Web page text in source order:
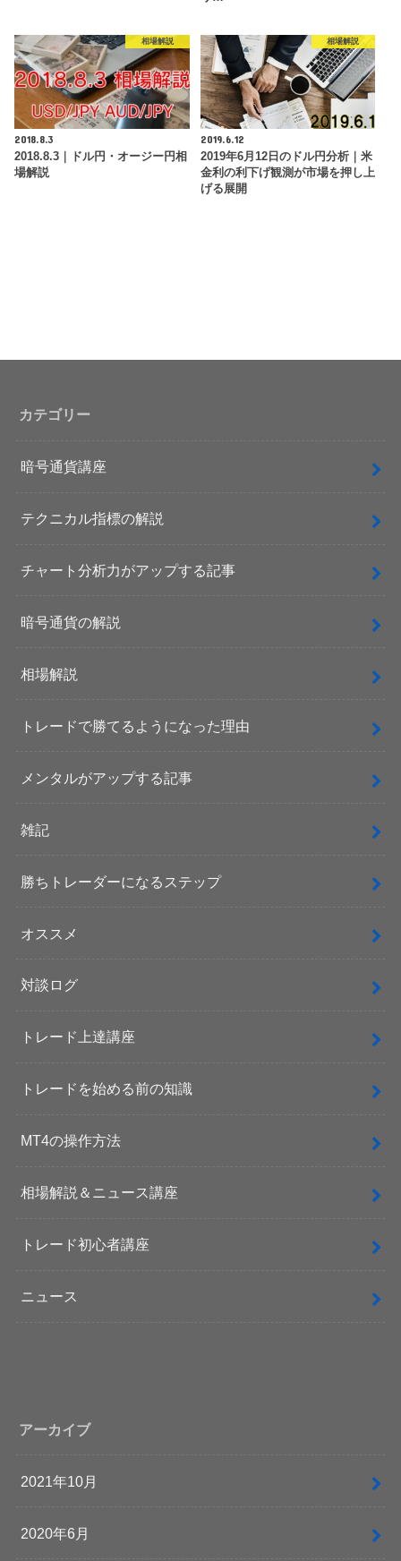
相場解説
2018.8.3
2018.8.3｜ドル円・オージー円相
場解説
相場解説
2019.6.12
2019年6月12日のドル円分析｜米
金利の利下げ観測が市場を押し上
げる展開
カテゴリー
暗号通貨講座
テクニカル指標の解説
チャート分析力がアップする記事
暗号通貨の解説
相場解説
トレードで勝てるようになった理由
メンタルがアップする記事
雑記
勝ちトレーダーになるステップ
オススメ
対談ログ
トレード上達講座
トレードを始める前の知識
MT4の操作方法
相場解説＆ニュース講座
トレード初心者講座
ニュース
アーカイブ
2021年10月
2020年6月